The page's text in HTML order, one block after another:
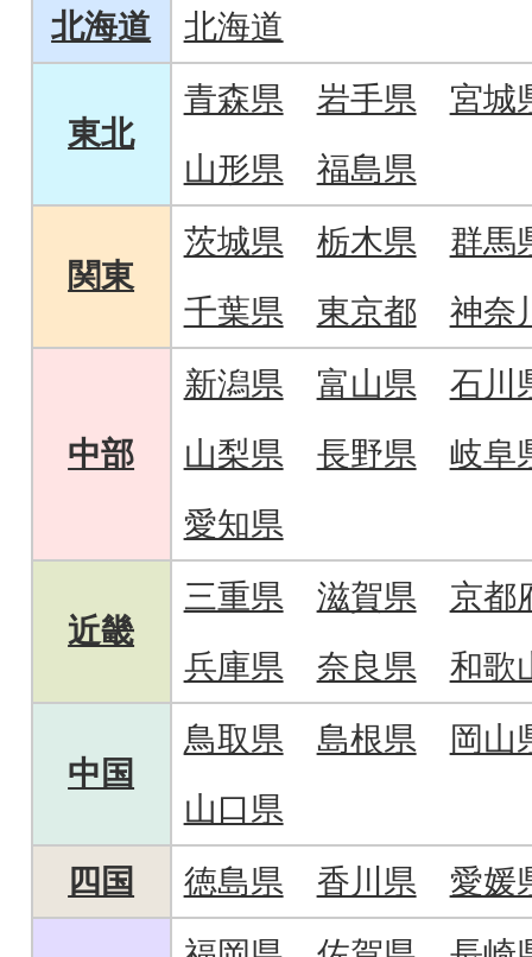
北海道 北海道
東北
青森県 岩手県
宮城
山形県
福島県
関東
茨城県 栃木県
群馬
千葉県
東京都 神奈
中部
新潟県 富山県
石川
山梨県
長野県
岐阜
愛知県
近畿
三重県 滋賀県
京都
兵庫県
奈良県 和歌
中国
鳥取県 島根県
岡山
山口県
四国
徳島県 香川県
愛媛